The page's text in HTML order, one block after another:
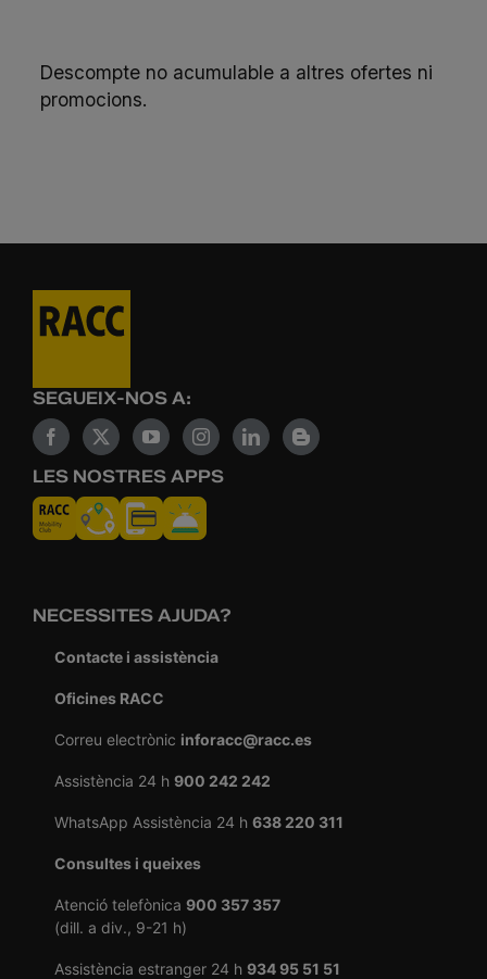
Descompte no acumulable a altres ofertes ni
promocions.
SEGUEIX-NOS A:
LES NOSTRES APPS
NECESSITES AJUDA?
Contacte i assistència
Oficines RACC
Correu electrònic inforacc@racc.es
Assistència 24 h 900 242 242
WhatsApp Assistència 24 h 638 220 311
Consultes i queixes
Atenció telefònica 900 357 357
(dill. a div., 9-21 h)
Assistència estranger 24 h 934 95 51 51